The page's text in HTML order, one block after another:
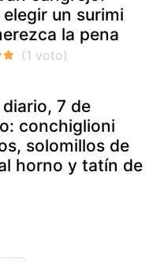
un surimi
la pena
7 de
conchiglioni
solomillos de
horno y tatín de